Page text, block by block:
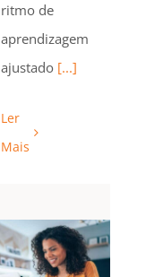
ritmo de
aprendizagem
ajustado[...]
Ler
Mais